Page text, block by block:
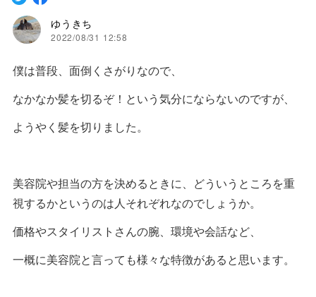
ゆうきち
2022/08/31 12:58
僕は普段、面倒くさがりなので、
なかなか髪を切るぞ！という気分にならないのですが、
ようやく髪を切りました。
美容院や担当の方を決めるときに、どういうところを重
視するかというのは人それぞれなのでしょうか。
価格やスタイリストさんの腕、環境や会話など、
一概に美容院と言っても様々な特徴があると思います。